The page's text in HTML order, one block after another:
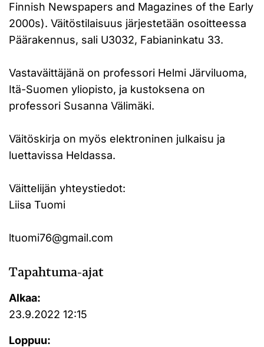
Finnish Newspapers and Magazines of the Early
2000s). Väitöstilaisuus järjestetään osoitteessa
Päärakennus, sali U3032, Fabianinkatu 33.
Vastaväittäjänä on professori Helmi Järviluoma,
Itä-Suomen yliopisto, ja kustoksena on
professori Susanna Välimäki.
Väitöskirja on myös elektroninen julkaisu ja
luettavissa Heldassa.
Väittelijän yhteystiedot:
Liisa Tuomi
ltuomi76@gmail.com
Tapahtuma-ajat
Alkaa:
23.9.2022 12:15
Loppuu: